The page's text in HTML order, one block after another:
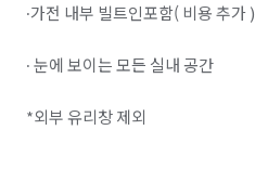
∙가전 내부 빌트인포함( 비용 추가 )
∙ 눈에 보이는 모든 실내 공간